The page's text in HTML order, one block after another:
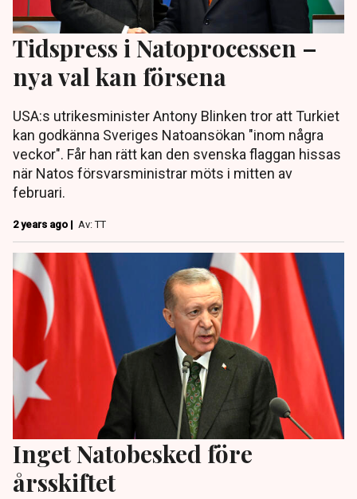
Tidspress i Natoprocessen –
nya val kan försena
USA:s utrikesminister Antony Blinken tror att Turkiet
kan godkänna Sveriges Natoansökan "inom några
veckor". Får han rätt kan den svenska flaggan hissas
när Natos försvarsministrar möts i mitten av
februari.
2 years ago | Av: TT
Inget Natobesked före
årsskiftet